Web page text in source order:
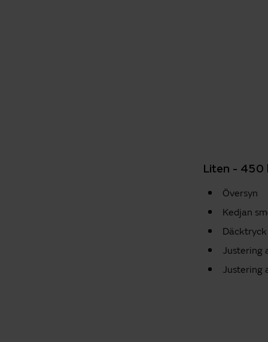
Liten - 450
Översyn
Kedjan
Justering
Justering